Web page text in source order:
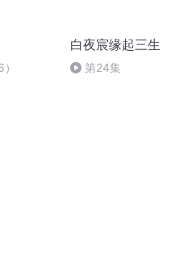
白夜宸缘起三生
第24集